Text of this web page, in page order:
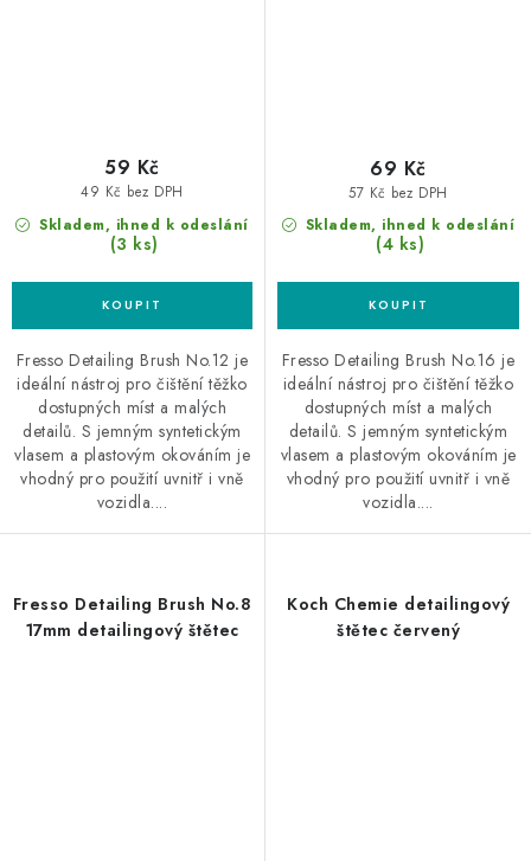
Skladem, ihned k odeslání
(3 ks)
49 Kč bez DPH
59 Kč
Fresso Detailing Brush No.12 je
ideální nástroj pro čištění těžko
dostupných míst a malých
detailů. S jemným syntetickým
vlasem a plastovým okováním je
vhodný pro použití uvnitř i vně
vozidla....
Skladem, ihned k odeslání
(4 ks)
57 Kč bez DPH
69 Kč
Fresso Detailing Brush No.16 je
ideální nástroj pro čištění těžko
dostupných míst a malých
detailů. S jemným syntetickým
vlasem a plastovým okováním je
vhodný pro použití uvnitř i vně
vozidla....
Fresso Detailing Brush No.8
17mm detailingový štětec
Koch Chemie detailingový
štětec červený